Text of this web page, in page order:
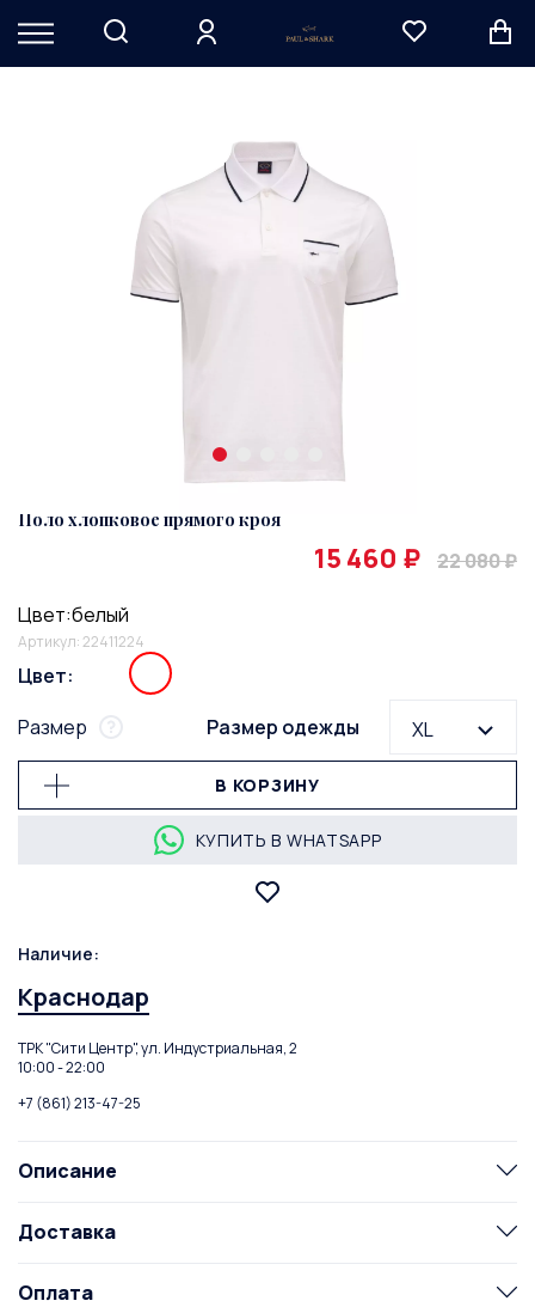
Артикул: 22411224
Поло хлопковое прямого кроя
15 460 ₽ 22 080 ₽
Цвет:белый
Цвет:
Размер одежды
XL
Размер
В КОРЗИНУ
КУПИТЬ В WHATSAPP
Наличие:
Краснодар
ТРК "Сити Центр", ул. Индустриальная, 2
10:00 - 22:00
+7 (861) 213-47-25
Описание
Доставка
Оплата